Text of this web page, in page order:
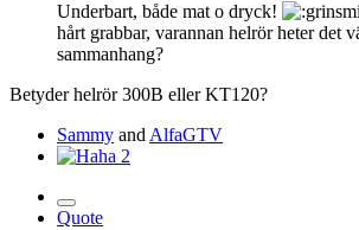
Underbart, både mat o dryck!
hårt grabbar, varannan helrör heter det
sammanhang?
Betyder helrör 300B eller KT120?
Sammy and AlfaGTV
2
Quote